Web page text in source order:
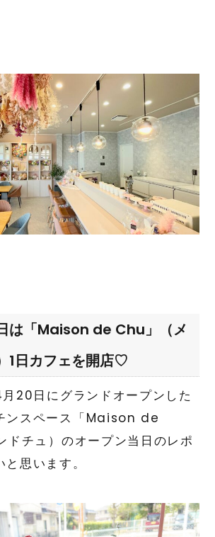
は「Maison de Chu」（メ
1日カフェを開店♡
20日にグランドオープンした
ンスペース「Maison de
ドチュ）のオープン当日のレポ
思います。